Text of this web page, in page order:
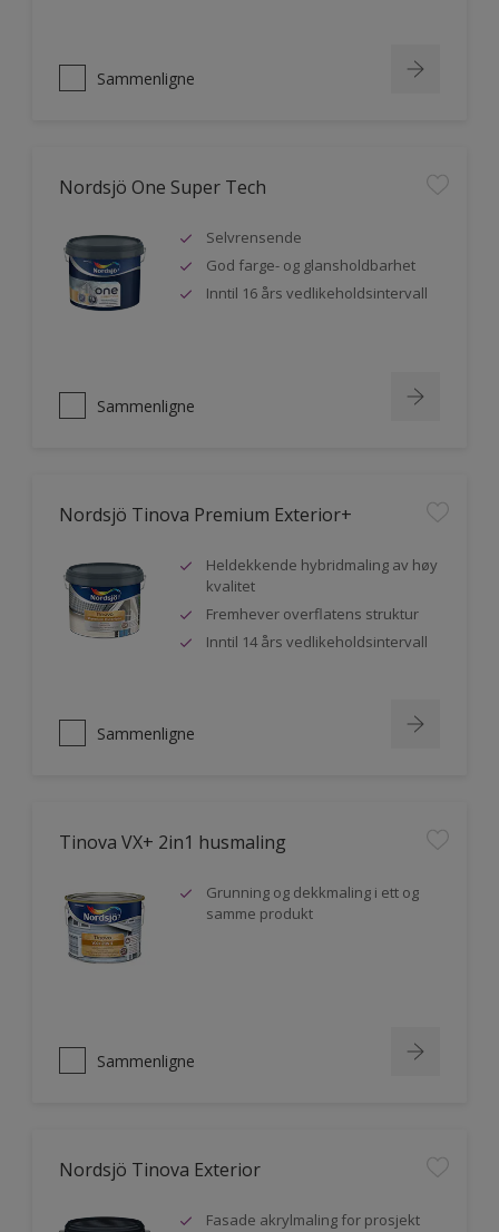
Sammenligne
Nordsjö One Super Tech
Selvrensende
God farge- og glansholdbarhet
Inntil 16 års vedlikeholdsintervall
Sammenligne
Nordsjö Tinova Premium Exterior+
Heldekkende hybridmaling av høy
kvalitet
Fremhever overflatens struktur
Inntil 14 års vedlikeholdsintervall
Sammenligne
Tinova VX+ 2in1 husmaling
Grunning og dekkmaling i ett og
samme produkt
Sammenligne
Nordsjö Tinova Exterior
Fasade akrylmaling for prosjekt